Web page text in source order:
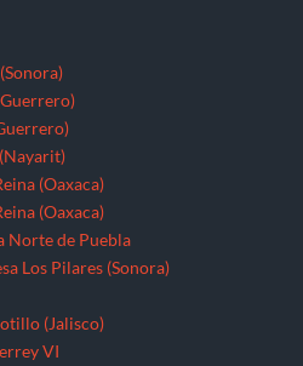
(Oaxaca)
(Oaxaca)
Norte de Puebla
Los Pilares (Sonora)
(Jalisco)
VI